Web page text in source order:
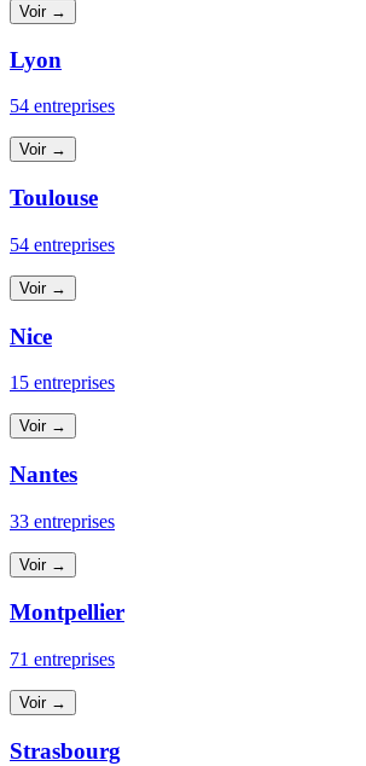
Voir →
Lyon
54 entreprises
Voir →
Toulouse
54 entreprises
Voir →
Nice
15 entreprises
Voir →
Nantes
33 entreprises
Voir →
Montpellier
71 entreprises
Voir →
Strasbourg